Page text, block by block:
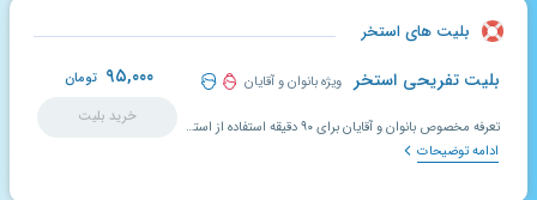
بلیت های استخر
بلیت تفریحی استخر ویژه بانوان و آقایان ۹۵,۰۰۰ تومان
خرید بلیت
تعرفه مخصوص بانوان و آقایان برای ۹۰ دقیقه استفاده از استخر
ادامه توضیحات